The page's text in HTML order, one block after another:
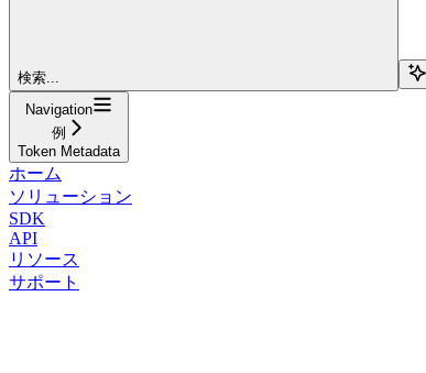
検索...
Navigation
例
Token Metadata
ホーム
ソリューション
SDK
API
リソース
サポート